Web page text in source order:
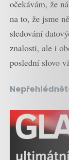
očekávám, že
na to, že jsme
sledování
znalosti, ale i
poslední slovo